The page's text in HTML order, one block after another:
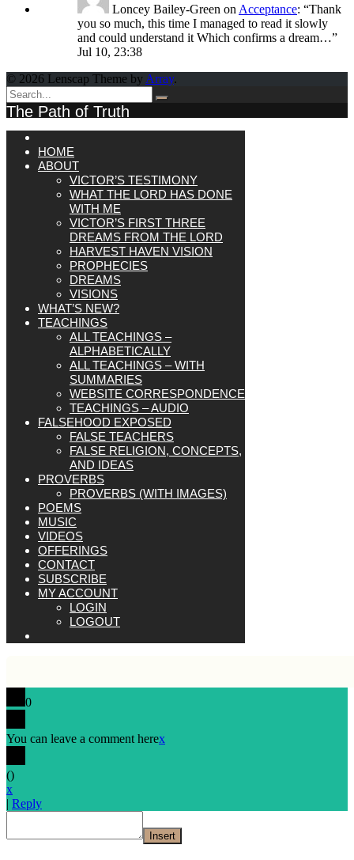
Loncey Bailey-Green on Acceptance: “Thank
you so much, this time I managed to read it slowly
and could understand it Which confirms a dream…”
Jul 10, 23:38
© 2026 Lenscap Theme by Array.
The Path of Truth
HOME
ABOUT
VICTOR’S TESTIMONY
WHAT THE LORD HAS DONE
WITH ME
VICTOR’S FIRST THREE
DREAMS FROM THE LORD
HARVEST HAVEN VISION
PROPHECIES
DREAMS
VISIONS
WHAT’S NEW?
TEACHINGS
ALL TEACHINGS –
ALPHABETICALLY
ALL TEACHINGS – WITH
SUMMARIES
WEBSITE CORRESPONDENCE
TEACHINGS – AUDIO
FALSEHOOD EXPOSED
FALSE TEACHERS
FALSE RELIGION, CONCEPTS,
AND IDEAS
PROVERBS
PROVERBS (WITH IMAGES)
POEMS
MUSIC
VIDEOS
OFFERINGS
CONTACT
SUBSCRIBE
MY ACCOUNT
LOGIN
LOGOUT
0
You can leave a comment herex
()
x
| Reply
Insert